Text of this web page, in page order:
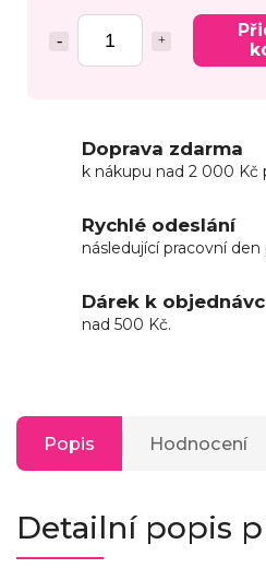
Doprava zdarma
k nákupu nad 2 000 Kč
Rychlé odeslání
následující pracovní
Dárek k
nad 500 Kč.
Popis Hodnocení
Detailní popis